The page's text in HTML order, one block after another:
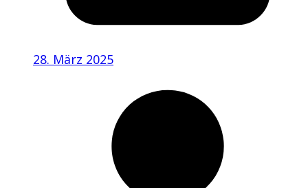
28. März 2025